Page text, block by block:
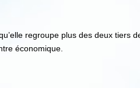
regroupe plus des deux tiers
économique.